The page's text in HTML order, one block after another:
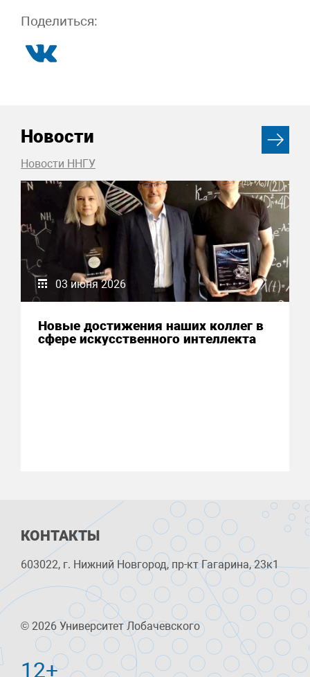
Поделиться:
Новости
Новости ННГУ
03 июня 2026
Новые достижения наших коллег в
сфере искусственного интеллекта
КОНТАКТЫ
603022, г. Нижний Новгород, пр-кт Гагарина, 23к1
© 2026 Университет Лобачевского
12+